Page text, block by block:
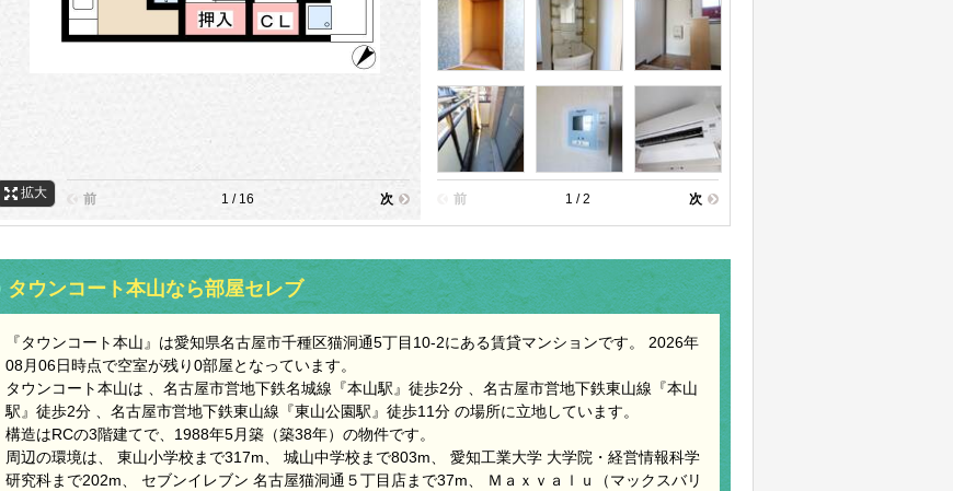
拡大 前 1 / 16 次 前 1 / 2 次
タウンコート本山なら部屋セレブ
『タウンコート本山』は愛知県名古屋市千種区猫洞通5丁目10-2にある賃貸マンションです。 2026年
08月06日時点で空室が残り0部屋となっています。
タウンコート本山は 、名古屋市営地下鉄名城線『本山駅』徒歩2分 、名古屋市営地下鉄東山線『本山
駅』徒歩2分 、名古屋市営地下鉄東山線『東山公園駅』徒歩11分 の場所に立地しています。
構造はRCの3階建てで、1988年5月築（築38年）の物件です。
周辺の環境は、 東山小学校まで317m、 城山中学校まで803m、 愛知工業大学 大学院・経営情報科学
研究科まで202m、 セブンイレブン 名古屋猫洞通５丁目店まで37m、 Ｍａｘｖａｌｕ（マックスバリ